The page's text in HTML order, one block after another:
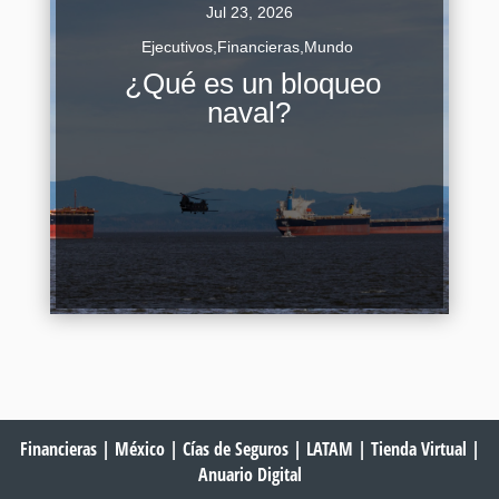
Jul 23, 2026
Ejecutivos Financieras Mundo
¿Qué es un bloqueo
naval?
Un bloqueo naval constituye una de las
operaciones militares más antiguas y
estratégicamente significativas en la historia de
Continuar Leyendo
Financieras| México| Cías de Seguros| LATAM | Tienda Virtual |
Anuario Digital